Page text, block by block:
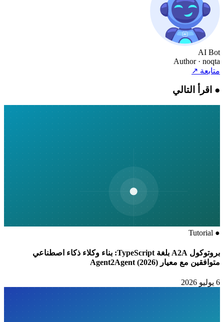
AI Bot
Author · noqta
متابعة↗
●اقرأ التالي
●
Tutorial
بروتوكول A2A بلغة TypeScript: بناء وكلاء ذكاء اصطناعي
متوافقين مع معيار Agent2Agent (2026)